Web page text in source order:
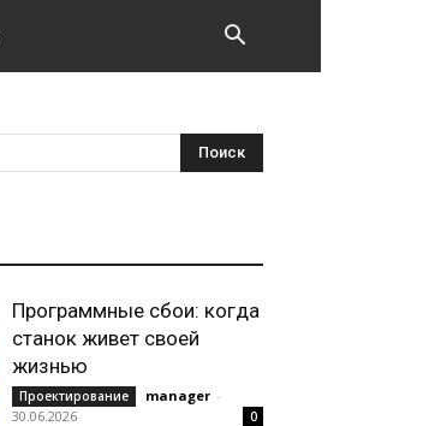
Программные сбои: когда
станок живет своей
жизнью
Проектирование manager -
30.06.2026
0